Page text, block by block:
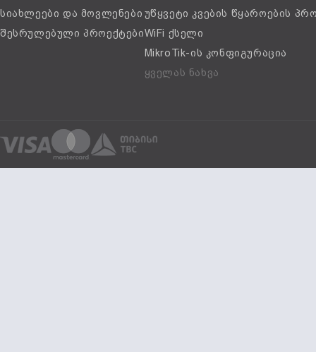
სიახლეები და მოვლენები
შესრულებული პროექტები
უწყვეტი კვების წყაროების
WiFi ქსელი
MikroTik-ის კონფიგურაცია
ყველას ნახვა